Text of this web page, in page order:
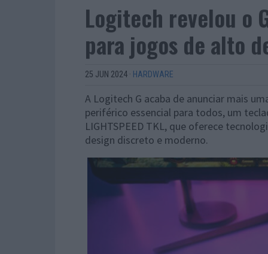
Logitech revelou o
para jogos de alto
25 JUN 2024 · HARDWARE
A Logitech G acaba de anunciar mais
periférico essencial para todos, um
LIGHTSPEED TKL, que oferece
design discreto e moderno.